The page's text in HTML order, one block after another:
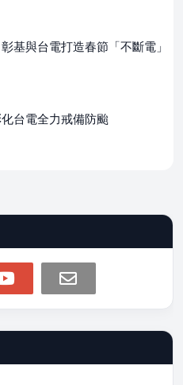
基與台電打造春節「不斷電」
台電全力戒備防颱